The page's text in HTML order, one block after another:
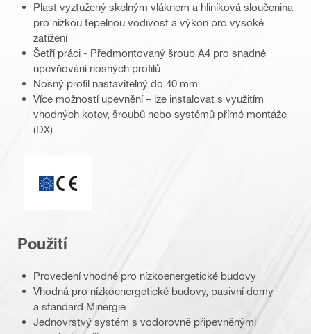
Plast vyztužený skelným vláknem a hliníková sloučenina
pro nízkou tepelnou vodivost a výkon pro vysoké
zatížení
Šetří práci - Předmontovaný šroub A4 pro snadné
upevňování nosných profilů
Nosný profil nastavitelný do 40 mm
Více možností upevnění – lze instalovat s využitím
vhodných kotev, šroubů nebo systémů přímé montáže
(DX)
Použití
Provedení vhodné pro nízkoenergetické budovy
Vhodná pro nízkoenergetické budovy, pasivní domy
a standard Minergie
Jednovrstvý systém s vodorovně připevněnými